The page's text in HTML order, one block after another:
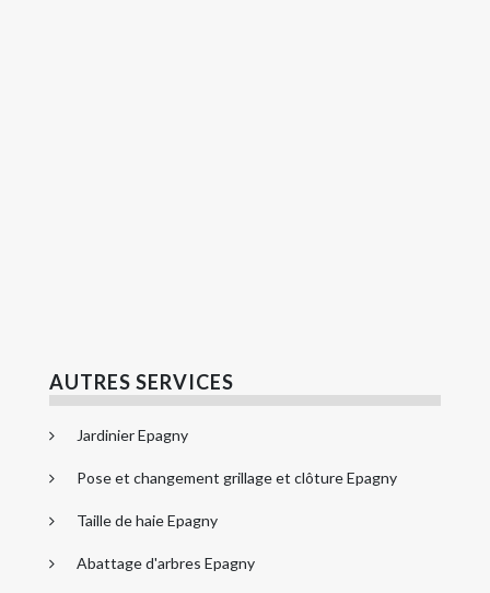
AUTRES SERVICES
Jardinier Epagny
Pose et changement grillage et clôture Epagny
Taille de haie Epagny
Abattage d'arbres Epagny